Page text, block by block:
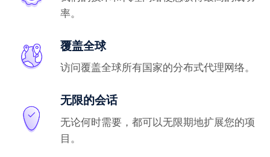
率。
覆盖全球
访问覆盖全球所有国家的分布式代理网络。
无限的会话
无论何时需要，都可以无限期地扩展您的项
目。